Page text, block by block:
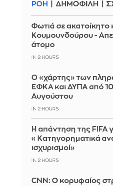
ΡΟΗ ΔΗΜΟΦΙΛΗ
Φωτιά σε ακατοίκητο
Κουμουνδούρου -
άτομο
IN 2 HOURS
Ο «χάρτης» των
ΕΦΚΑ και ΔΥΠΑ από
Αυγούστου
IN 2 HOURS
Η απάντηση της FIFA
«Κατηγορηματικά
ισχυρισμοί»
IN 2 HOURS
CNN: Ο κορυφαίος